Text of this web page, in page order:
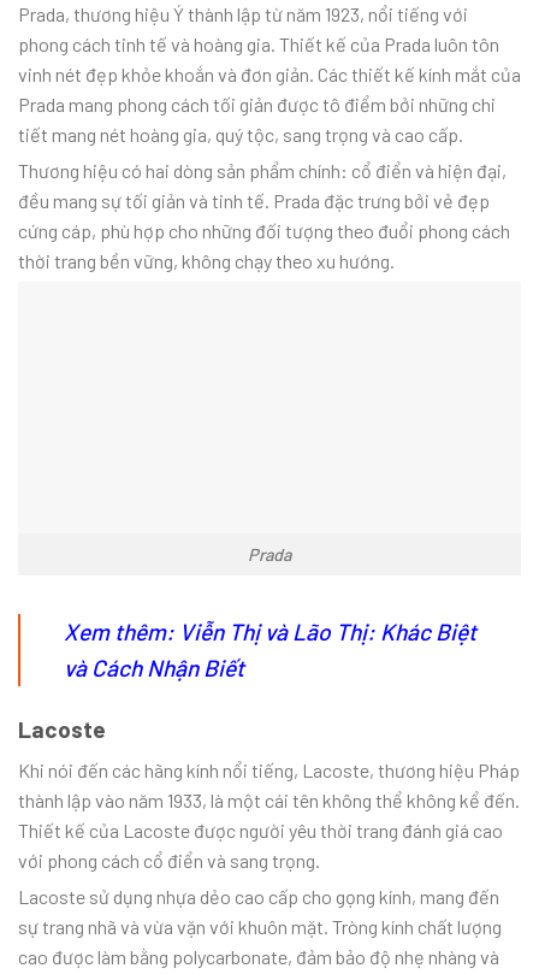
Prada, thương hiệu Ý thành lập từ năm 1923, nổi tiếng với
phong cách tinh tế và hoàng gia. Thiết kế của Prada luôn tôn
vinh nét đẹp khỏe khoắn và đơn giản. Các thiết kế kính mắt của
Prada mang phong cách tối giản được tô điểm bởi những chi
tiết mang nét hoàng gia, quý tộc, sang trọng và cao cấp.
Thương hiệu có hai dòng sản phẩm chính: cổ điển và hiện đại,
đều mang sự tối giản và tinh tế. Prada đặc trưng bởi vẻ đẹp
cứng cáp, phù hợp cho những đối tượng theo đuổi phong cách
thời trang bền vững, không chạy theo xu hướng.
Prada
Xem thêm: Viễn Thị và Lão Thị: Khác Biệt
và Cách Nhận Biết
Lacoste
Khi nói đến các hãng kính nổi tiếng, Lacoste, thương hiệu Pháp
thành lập vào năm 1933, là một cái tên không thể không kể đến.
Thiết kế của Lacoste được người yêu thời trang đánh giá cao
với phong cách cổ điển và sang trọng.
Lacoste sử dụng nhựa dẻo cao cấp cho gọng kính, mang đến
sự trang nhã và vừa vặn với khuôn mặt. Tròng kính chất lượng
cao được làm bằng polycarbonate, đảm bảo độ nhẹ nhàng và